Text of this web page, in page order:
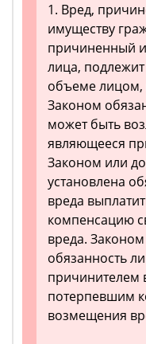
1. Вред,
имуществу
причиненный
лица,
объеме
Законом
может быть
являющееся
Законом или
установлена
вреда
компенсацию
вреда.
обязанность
причинителем
потерпевшим
возмещения